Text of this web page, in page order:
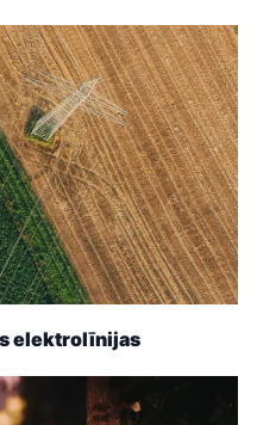
elektrolīnijas